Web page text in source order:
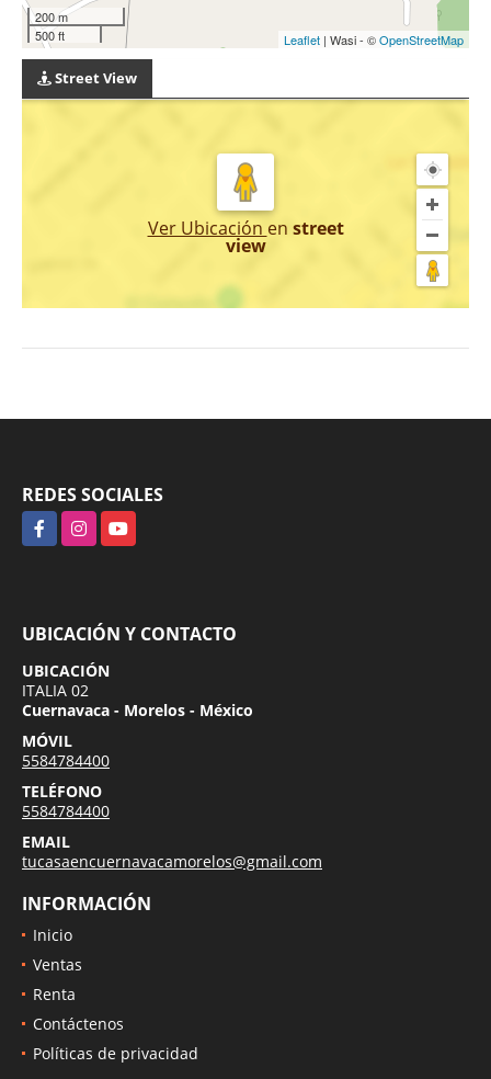
200 m
500 ft
Leaflet | Wasi - ©OpenStreetMap
Street View
Ver Ubicación en street
view
REDES SOCIALES
FacebookInstagramYouTube
UBICACIÓN Y CONTACTO
UBICACIÓN
ITALIA 02
Cuernavaca - Morelos - México
MÓVIL
5584784400
TELÉFONO
5584784400
EMAIL
tucasaencuernavacamorelos@gmail.com
INFORMACIÓN
Inicio
Ventas
Renta
Contáctenos
Políticas de privacidad